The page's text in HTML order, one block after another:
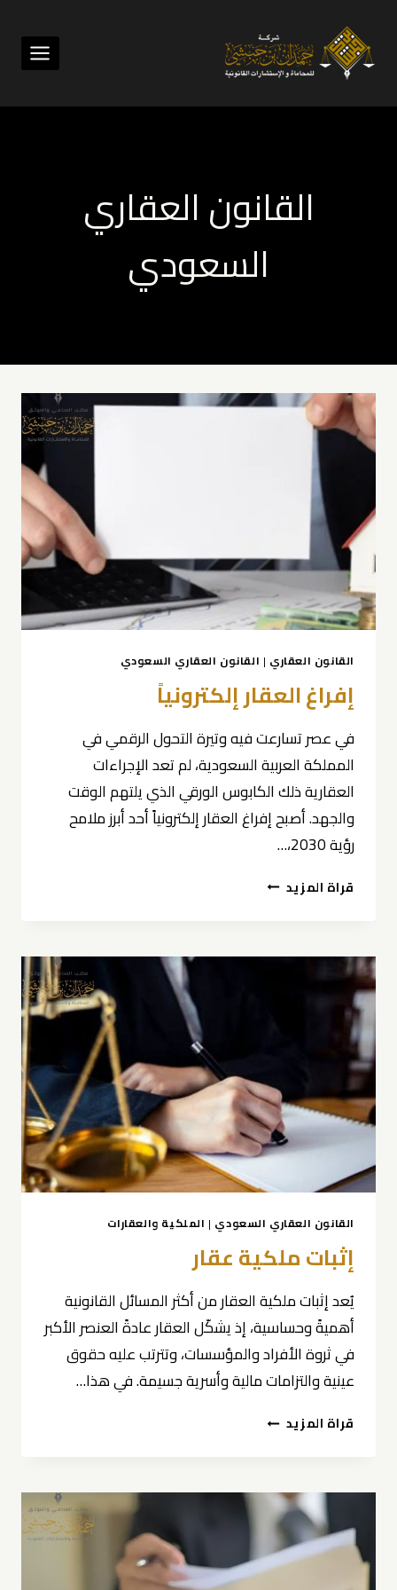
المحتوى
القانون العقاري
السعودي
القانون العقاري | القانون العقاري السعودي
إفراغ العقار إلكترونياً
في عصر تسارعت فيه وتيرة التحول الرقمي في
المملكة العربية السعودية، لم تعد الإجراءات
العقارية ذلك الكابوس الورقي الذي يلتهم الوقت
والجهد. أصبح إفراغ العقار إلكترونياً أحد أبرز ملامح
رؤية 2030،…
قراة المزيد إفراغ
القانون العقاري السعودي | الملكية والعقارات
إثبات ملكية عقار
يُعد إثبات ملكية العقار من أكثر المسائل القانونية
أهميةً وحساسية، إذ يشكّل العقار عادةً العنصر الأكبر
في ثروة الأفراد والمؤسسات، وتترتب عليه حقوق
عينية والتزامات مالية وأسرية جسيمة. في هذا…
قراة المزيد إثبات